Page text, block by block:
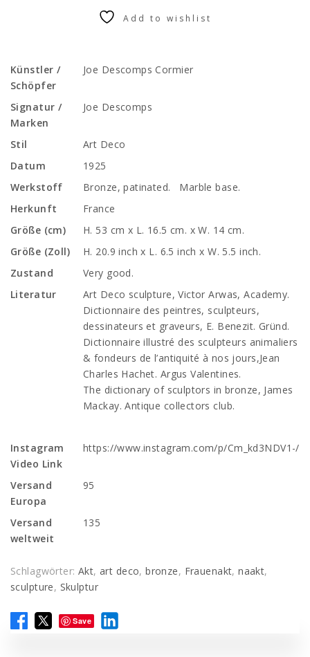
Add to wishlist
Künstler /
Schöpfer
Joe Descomps Cormier
Signatur /
Marken
Joe Descomps
Stil
Art Deco
Datum
1925
Werkstoff
Bronze, patinated. Marble base.
Herkunft
France
Größe (cm)
H. 53 cm x L. 16.5 cm. x W. 14 cm.
Größe (Zoll)
H. 20.9 inch x L. 6.5 inch x W. 5.5 inch.
Zustand
Very good.
Literatur
Art Deco sculpture, Victor Arwas, Academy.
Dictionnaire des peintres, sculpteurs,
dessinateurs et graveurs, E. Benezit. Gründ.
Dictionnaire illustré des sculpteurs animaliers
& fondeurs de l’antiquité à nos jours,Jean
Charles Hachet. Argus Valentines.
The dictionary of sculptors in bronze, James
Mackay. Antique collectors club.
Instagram
Video Link
https://www.instagram.com/p/Cm_kd3NDV1-/
Versand
Europa
95
Versand
weltweit
135
Schlagwörter: Akt, art deco,bronze, Frauenakt,naakt,
sculpture, Skulptur
Save